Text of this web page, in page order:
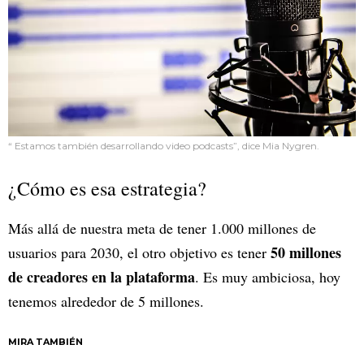
“ Estamos también desarrollando video podcasts”, dice Mia Nygren.
¿Cómo es esa estrategia?
Más allá de nuestra meta de tener 1.000 millones de
usuarios para 2030, el otro objetivo es tener 50 millones
de creadores en la plataforma. Es muy ambiciosa, hoy
tenemos alrededor de 5 millones.
MIRA TAMBIÉN